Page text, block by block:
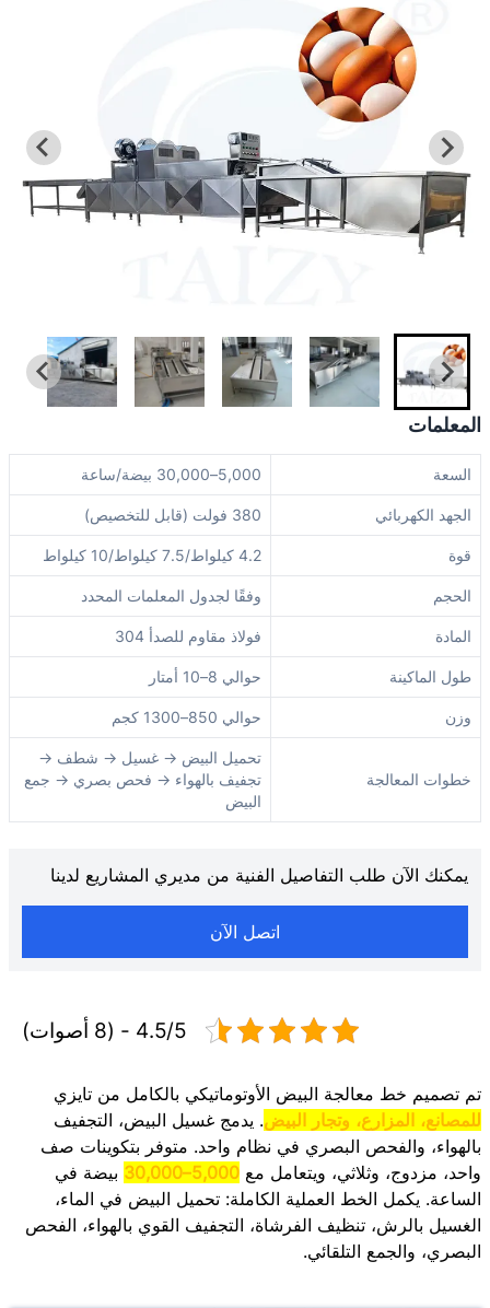
المعلمات
السعة 5,000–30,000 بيضة/ساعة
الجهد الكهربائي 380 فولت (قابل للتخصيص)
قوة 4.2 كيلواط/7.5 كيلواط/10 كيلواط
الحجم وفقًا لجدول المعلمات المحدد
المادة فولاذ مقاوم للصدأ 304
طول الماكينة حوالي 8–10 أمتار
وزن حوالي 850–1300 كجم
خطوات المعالجة
تحميل البيض → غسيل → شطف →
تجفيف بالهواء → فحص بصري → جمع
البيض
يمكنك الآن طلب التفاصيل الفنية من مديري المشاريع لدينا
اتصل الآن
4.5/5 - (8 أصوات)
تم تصميم خط معالجة البيض الأوتوماتيكي بالكامل من تايزي
للمصانع، المزارع، وتجار البيض. يدمج غسيل البيض، التجفيف
بالهواء، والفحص البصري في نظام واحد. متوفر بتكوينات صف
واحد، مزدوج، وثلاثي، ويتعامل مع 5,000–30,000
بيضة في
الساعة. يكمل الخط العملية الكاملة: تحميل البيض في الماء،
الغسيل بالرش، تنظيف الفرشاة، التجفيف القوي بالهواء، الفحص
البصري، والجمع التلقائي.